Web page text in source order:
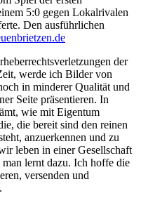
5:0 gegen Lokalrivalen
Den ausführlichen
der
werde ich Bilder von
in minderer Qualität und
Seite präsentieren. In
wie mit Eigentum
die bereit sind den reinen
anzuerkennen und zu
leben in einer Gesellschaft
lernt dazu. Ich hoffe die
versenden und